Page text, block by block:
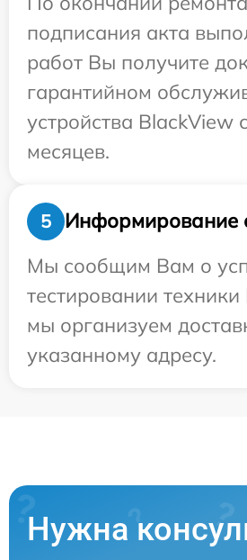
подписания акта
работ Вы получите
гарантийном
устройства BlackView
месяцев.
5
Информирование
Мы сообщим Вам о
тестировании
мы организуем
указанному адресу.
Нужна